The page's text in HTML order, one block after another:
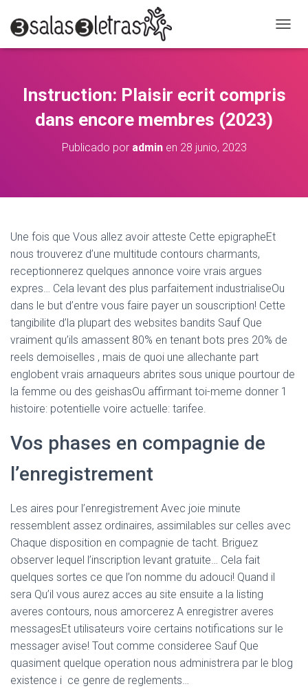
A
A
Ó
Instruction: Plaisir ecrit compris
dans encore membres (2023)
Publicado por adminen 28 junio, 2023
Une fois que Vous allez avoir atteste Cette epigrapheEt
nous trouverez d’une multitude contours charmants,
receptionnerez quelques annonce voire vrais argues
expres… Cela levant des plus parfaitement industrialiseOu
dans le but d’entre vous faire payer un souscription! Cette
tangibilite d’la plupart des websites bandits Sauf Que
vraiment qu’ils amassent 80% en tenant bots pres 20% de
reels demoiselles , mais de quoi une allechante part
englobent vrais arnaqueurs abrites sous unique pourtour de
la femme ou des geishasOu affirmant toi-meme donner 1
histoire: potentielle voire actuelle: tarifee.
Vos phases en compagnie de
l’enregistrement
Les aires pour l’enregistrement Avec joie minute
ressemblent assez ordinaires, assimilables sur celles avec
Chaque disposition en compagnie de tacht. Briguez
observer lequel l’inscription levant gratuite… Cela fait
quelques sortes ce que l’on nomme du adouci! Quand il
sera Qu’il vous aurez acces au site ensuite a la listing
averes contours, nous amorcerez A enregistrer averes
messagesEt utilisateurs voire certains notifications sur le
messager avise! Tout comme consideree Sauf Que
quasiment quelque operation nous administrera par le blog
existence i ce genre de reglements…